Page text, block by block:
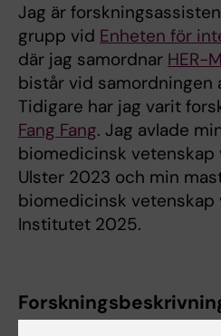
Jag är
grupp vid Enheten för
där jag samordnar HER-
bistår vid samordningen
Tidigare har jag varit
Fang Fang. Jag avlade
biomedicinsk vetenskap
Ulster 2023 och min
biomedicinsk vetenskap
Institutet 2025.